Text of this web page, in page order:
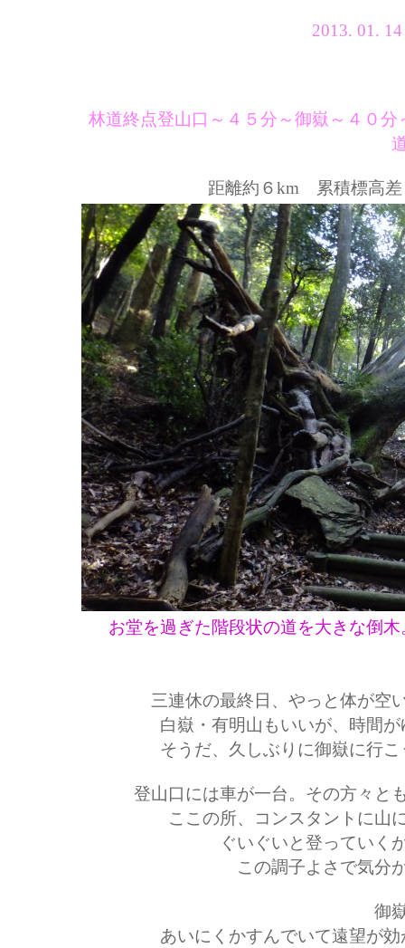
2013. 01.
林道終点登山口～４５分～御嶽～４０
距離約６km 累積標
お堂を過ぎた階段状の道を大きな倒
三連休の最終日、やっと体が空
白嶽・有明山もいいが、時間
そうだ、久しぶりに御嶽に行
登山口には車が一台。その方々と
ここの所、コンスタントに山
ぐいぐいと登っていく
この調子よさで気分
御
あいにくかすんでいて遠望が